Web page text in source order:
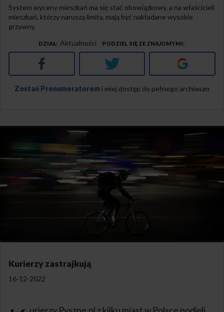
System wyceny mieszkań ma się stać obowiązkowy, a na właścicieli
mieszkań, którzy naruszą limity, mają być nakładane wysokie
grzywny.
DZIAŁ Aktualności PODZIEL SIĘ ZE ZNAJOMYMI
Facebook Twitter Google+
Zostań Prenumeratorem i miej dostęp do pełnego archiwum
Kurierzy zastrajkują
16-12-2022